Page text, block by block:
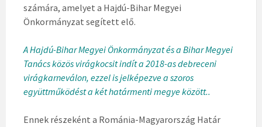
számára, amelyet a Hajdú-Bihar Megyei
Önkormányzat segített elő.
A Hajdú-Bihar Megyei Önkormányzat és a Bihar Megyei
Tanács közös virágkocsit indít a 2018-as debreceni
virágkarneválon, ezzel is jelképezve a szoros
együttműködést a két határmenti megye között..
Ennek részeként a Románia-Magyarország Határ